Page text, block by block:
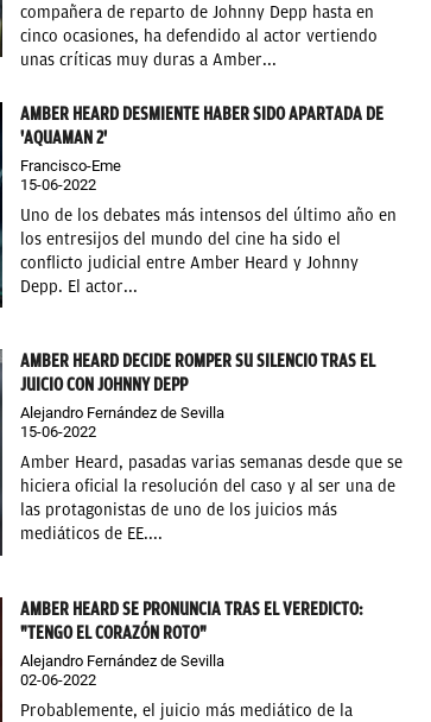
compañera de reparto de Johnny Depp hasta en
cinco ocasiones, ha defendido al actor vertiendo
unas críticas muy duras a Amber...
AMBER HEARD DESMIENTE HABER SIDO APARTADA DE
'AQUAMAN 2'
Francisco-Eme
15-06-2022
Uno de los debates más intensos del último año en
los entresijos del mundo del cine ha sido el
conflicto judicial entre Amber Heard y Johnny
Depp. El actor...
AMBER HEARD DECIDE ROMPER SU SILENCIO TRAS EL
JUICIO CON JOHNNY DEPP
Alejandro Fernández de Sevilla
15-06-2022
Amber Heard, pasadas varias semanas desde que se
hiciera oficial la resolución del caso y al ser una de
las protagonistas de uno de los juicios más
mediáticos de EE....
AMBER HEARD SE PRONUNCIA TRAS EL VEREDICTO:
"TENGO EL CORAZÓN ROTO"
Alejandro Fernández de Sevilla
02-06-2022
Probablemente, el juicio más mediático de la